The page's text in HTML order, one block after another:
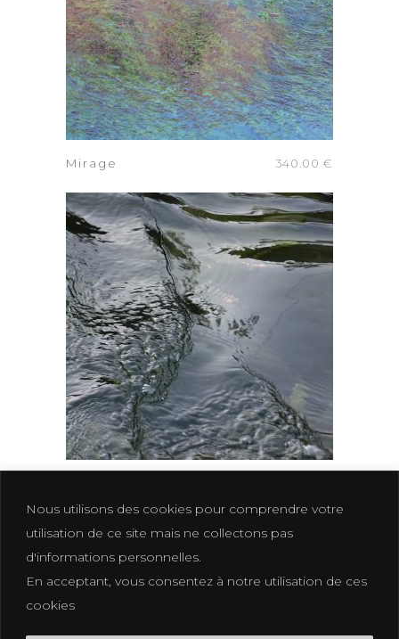
Nous utilisons des cookies pour comprendre votre
utilisation de ce site mais ne collectons pas
d'informations personnelles.
En acceptant, vous consentez à notre utilisation de ces
cookies
AJOUTER AU PANIER
Mirage 340.00 €
AJOUTER AU PANIER
Photographe La Croix Valmer – St Tropez
Mentions Légales & CGV